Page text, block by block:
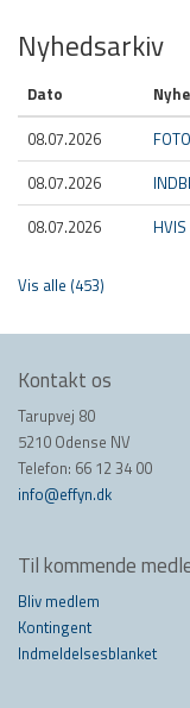
Nyhedsarkiv
Dato
08.07.2026
08.07.2026
08.07.2026
HVIS
Vis alle (453)
Kontakt os
Tarupvej 80
5210 Odense NV
Telefon: 66 12 34 00
info@effyn.dk
Til kommende
Bliv medlem
Kontingent
Indmeldelsesblanket